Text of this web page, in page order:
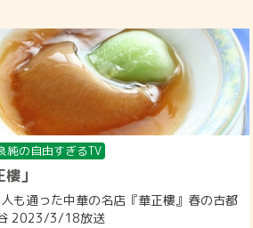
純の自由すぎるTV
」
も通った中華の名店『華正樓』春の古都
2023/3/18放送